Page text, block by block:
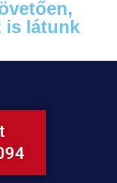
is látunk